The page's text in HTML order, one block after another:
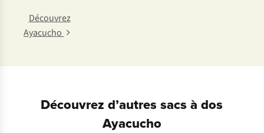
Découvrez
Ayacucho
Découvrez d’autres sacs à dos
Ayacucho